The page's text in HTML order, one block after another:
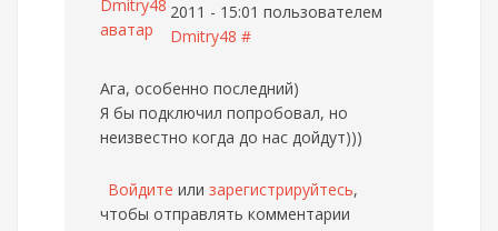
2011 - 15:01 пользователем
Dmitry48 #
Ага, особенно последний)
Я бы подключил попробовал, но
неизвестно когда до нас дойдут)))
Войдите или зарегистрируйтесь,
чтобы отправлять комментарии